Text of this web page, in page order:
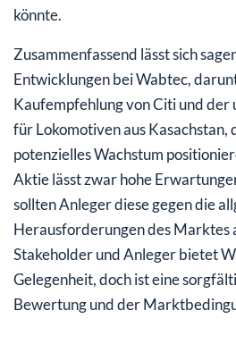
könnte.
Zusammenfassend lässt sich
Entwicklungen bei Wabtec,
Kaufempfehlung von Citi und
für Lokomotiven aus Kasachstan,
potenzielles Wachstum
Aktie lässt zwar hohe
sollten Anleger diese gegen die
Herausforderungen des Marktes
Stakeholder und Anleger bietet
Gelegenheit, doch ist eine
Bewertung und der